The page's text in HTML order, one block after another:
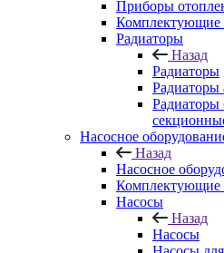
Приборы
Комплектующие
Радиаторы
Назад
Радиаторы
Радиаторы
Насосное
Назад
Насосное
Комплектующие
Насосы
Назад
Насосы